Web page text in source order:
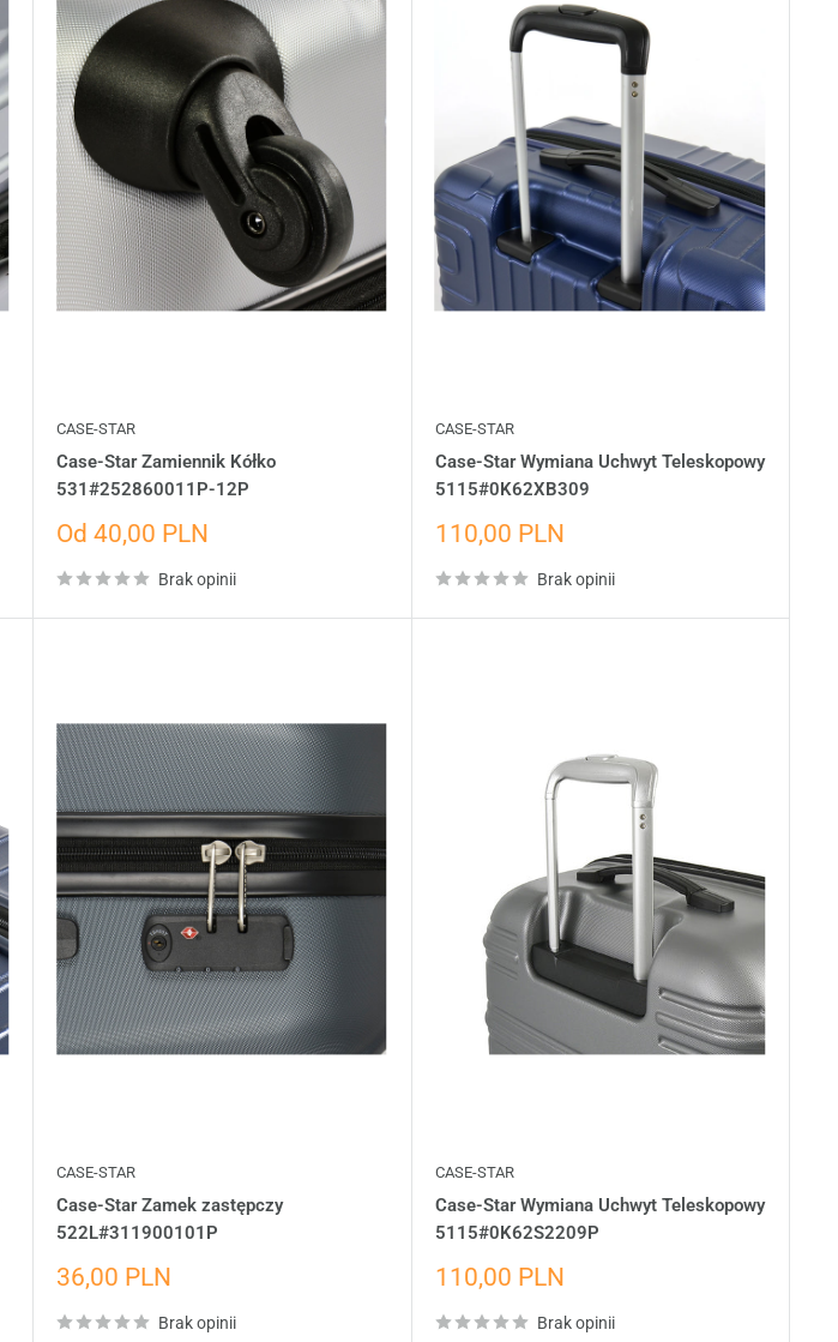
CASE-STAR
Case-Star Zamiennik Kółko
531#252860011P-12P
Cena
Od 40,00 PLN
Brak opinii
CASE-STAR
Case-Star Wymiana Uchwyt Teleskopowy
5115#0K62XB309
Cena
110,00 PLN
Brak opinii
CASE-STAR
Case-Star Zamek zastępczy
522L#311900101P
Cena
36,00 PLN
Brak opinii
CASE-STAR
Case-Star Wymiana Uchwyt Teleskopowy
5115#0K62S2209P
Cena
110,00 PLN
Brak opinii